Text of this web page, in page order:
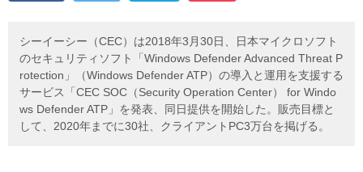
シーイーシー（CEC）は2018年3月30日、日本マイクロソフト
のセキュリティソフト「Windows Defender Advanced Threat P
rotection」（Windows Defender ATP）の導入と運用を支援する
サービス「CEC SOC（Security Operation Center） for Windo
ws Defender ATP」を発表、同日提供を開始した。販売目標と
して、2020年までに30社、クライアントPC3万台を掲げる。